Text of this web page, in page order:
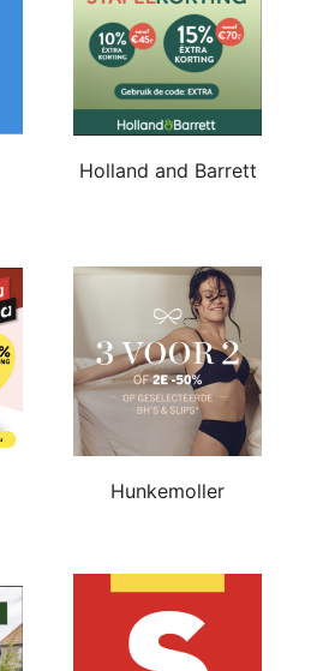
Holland and Barrett
Hunkemoller